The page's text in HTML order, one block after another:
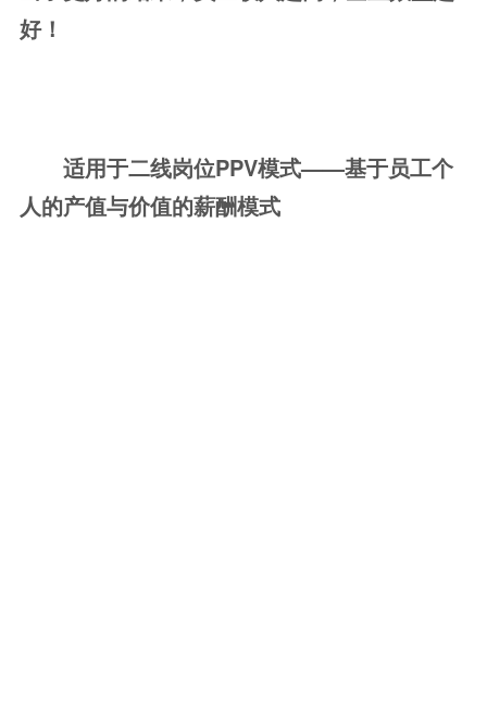
好！
适用于二线岗位PPV模式——基于员工个
人的产值与价值的薪酬模式